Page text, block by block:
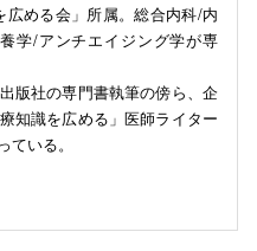
広める会」所属。総合内科/内
学/アンチエイジング学が専
版社の専門書執筆の傍ら、企
知識を広める」医師ライター
ている。